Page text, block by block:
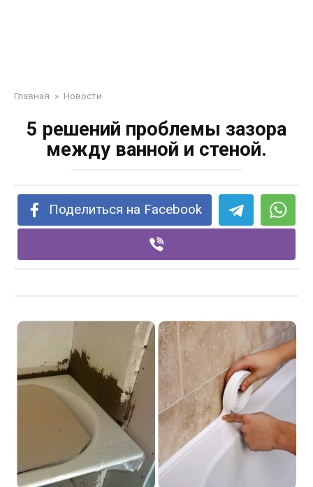
Главная » Новости
5 решений проблемы зазора
между ванной и стеной.
Поделиться на Facebook